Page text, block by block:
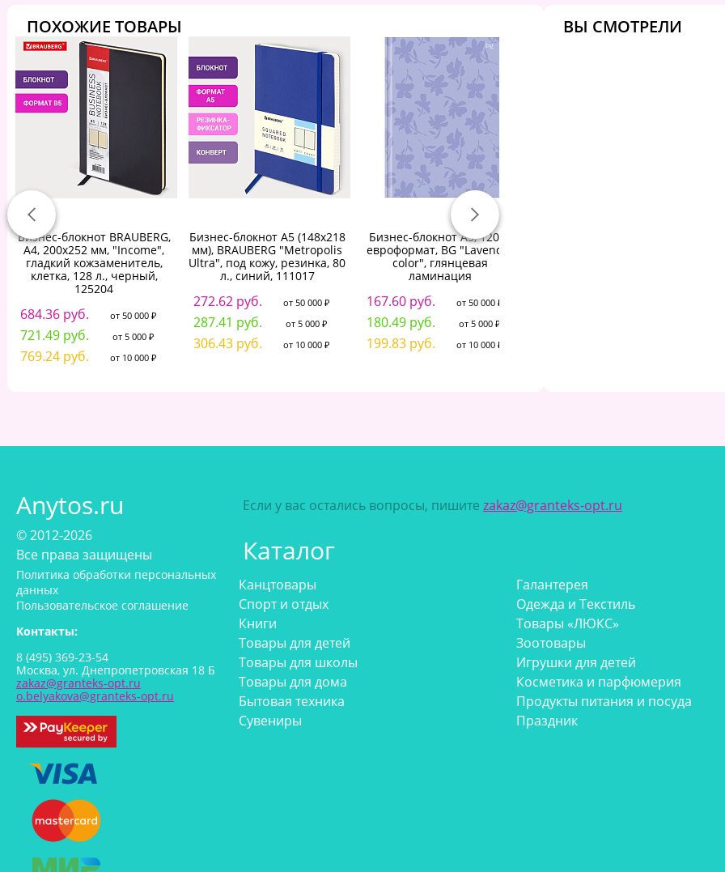
ПОХОЖИЕ ТОВАРЫ
Бизнес-блокнот BRAUBERG,
А4, 200х252 мм, "Income",
гладкий кожзаменитель,
клетка, 128 л., черный,
125204
684.36 руб. от 50 000 ₽
721.49 руб. от 5 000 ₽
769.24 руб. от 10 000 ₽
Бизнес-блокнот А5 (148х218
мм), BRAUBERG "Metropolis
Ultra", под кожу, резинка, 80
л., синий, 111017
272.62 руб. от 50 000 ₽
287.41 руб. от 5 000 ₽
306.43 руб. от 10 000 ₽
Бизнес-блокнот А5, 120л.,
евроформат, BG "Lavender
color", глянцевая
ламинация
167.60 руб. от 50 000 ₽
180.49 руб. от 5 000 ₽
199.83 руб. от 10 000 ₽
ВЫ СМОТРЕЛИ
Anytos.ru
© 2012-2026
Все права защищены
Политика обработки персональных
данных
Пользовательское соглашение
Контакты:
8 (495) 369-23-54
Москва, ул. Днепропетровская 18 Б
zakaz@granteks-opt.ru
o.belyakova@granteks-opt.ru
Если у вас остались вопросы, пишите zakaz@granteks-opt.ru
Каталог
Канцтовары
Спорт и отдых
Книги
Товары для детей
Товары для школы
Товары для дома
Бытовая техника
Сувениры
Галантерея
Одежда и Текстиль
Товары «ЛЮКС»
Зоотовары
Игрушки для детей
Косметика и парфюмерия
Продукты питания и посуда
Праздник